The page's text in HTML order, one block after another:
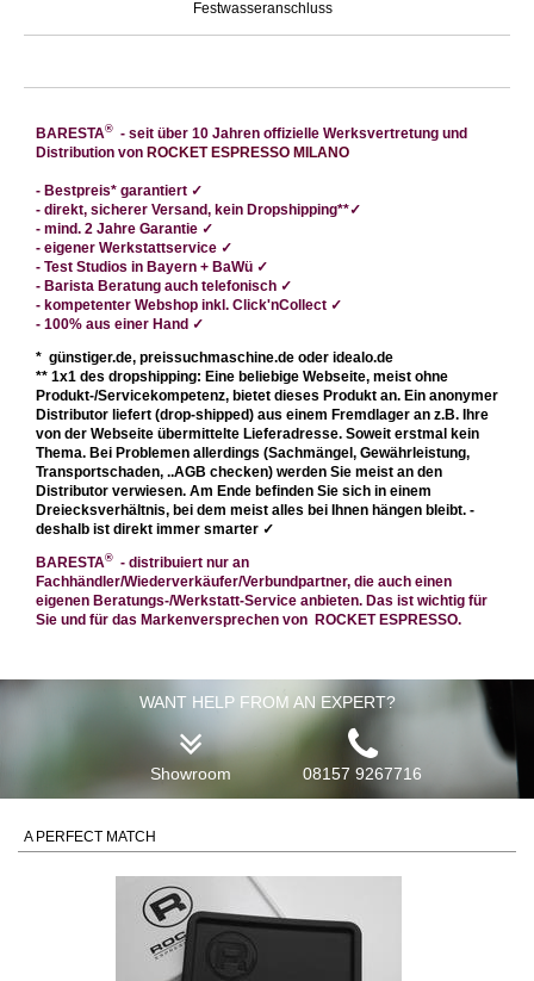
Festwasseranschluss
BARESTA® - seit über 10 Jahren offizielle Werksvertretung und
Distribution von ROCKET ESPRESSO MILANO
- Bestpreis* garantiert ✓
- direkt, sicherer Versand, kein Dropshipping**✓
- mind. 2 Jahre Garantie ✓
- eigener Werkstattservice ✓
- Test Studios in Bayern + BaWü ✓
- Barista Beratung auch telefonisch ✓
- kompetenter Webshop inkl. Click'nCollect ✓
- 100% aus einer Hand ✓
* günstiger.de, preissuchmaschine.de oder idealo.de
** 1x1 des dropshipping: Eine beliebige Webseite, meist ohne
Produkt-/Servicekompetenz, bietet dieses Produkt an. Ein anonymer
Distributor liefert (drop-shipped) aus einem Fremdlager an z.B. Ihre
von der Webseite übermittelte Lieferadresse. Soweit erstmal kein
Thema. Bei Problemen allerdings (Sachmängel, Gewährleistung,
Transportschaden, ..AGB checken) werden Sie meist an den
Distributor verwiesen. Am Ende befinden Sie sich in einem
Dreiecksverhältnis, bei dem meist alles bei Ihnen hängen bleibt. -
deshalb ist direkt immer smarter ✓
BARESTA® - distribuiert nur an
Fachhändler/Wiederverkäufer/Verbundpartner, die auch einen
eigenen Beratungs-/Werkstatt-Service anbieten. Das ist wichtig für
Sie und für das Markenversprechen von ROCKET ESPRESSO.
WANT HELP FROM AN EXPERT?
Showroom 08157 9267716
A PERFECT MATCH